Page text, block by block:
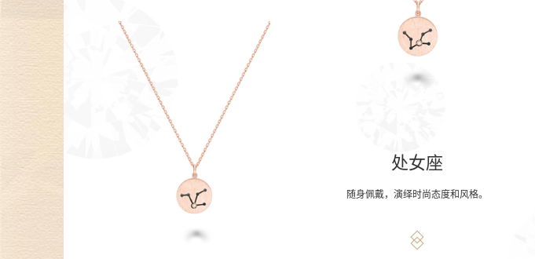
处女座
随身佩戴，演绎时尚态度和风格。